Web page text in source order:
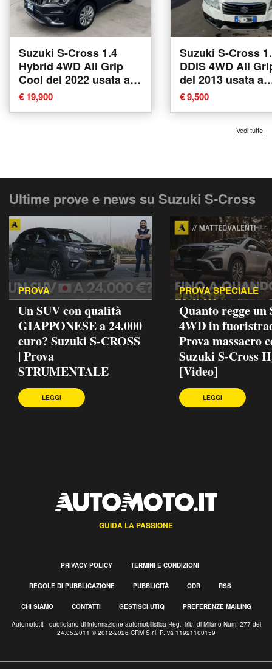
Suzuki S-Cross 1.4
Hybrid 4WD All Grip
Cool del 2022 usata a
Recanati
€ 19,900
Suzuki S-Cross
DDiS 4WD All
del 2013 usata a
Recanati
€ 9,500
Vedi tutte
Ultime prove e news su Suzuki S-Cross
PROVA
Un SUV con qualità
GIAPPONESE a 24.000
euro? Suzuki S-CROSS
| Prova
STRUMENTALE
LEGGI
PROVA SPECIALE
Quanto regge un
4WD in
Prova massacro
Suzuki S-Cross
[Video]
LEGGI
GUIDA LA PASSIONE
PRIVACY POLICY TERMINI E CONDIZIONI
REGOLE DI PUBBLICAZIONE PUBBLICITÀ ODR RSS
CHI SIAMO CONTATTI GESTISCI UTIQ PREFERENZE MAILING
Automoto.it - quotidiano di informazione automobilistica Reg. Trib. di Milano Num. 277 del
24.05.2011 © 2012-2026 CRM S.r.l. P.Iva 11921100159